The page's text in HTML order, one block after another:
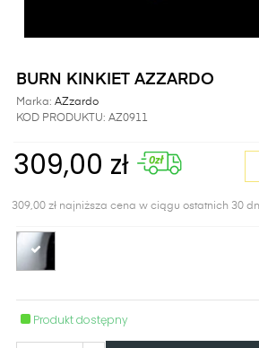
BURN KINKIET AZZARDO
Marka: AZzardo
KOD PRODUKTU: AZ0911
309,00 zł
309,00 zł najniższa cena w ciągu ostatnich 30
Produkt dostępny